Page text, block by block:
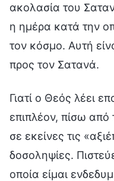
ακολασία του
η ημέρα κατά την
τον κόσμο. Αυτή
προς τον Σατανά.
Γιατί ο Θεός λέει
επιπλέον, πίσω από
σε εκείνες τις
δοσοληψίες.
οποία είμαι